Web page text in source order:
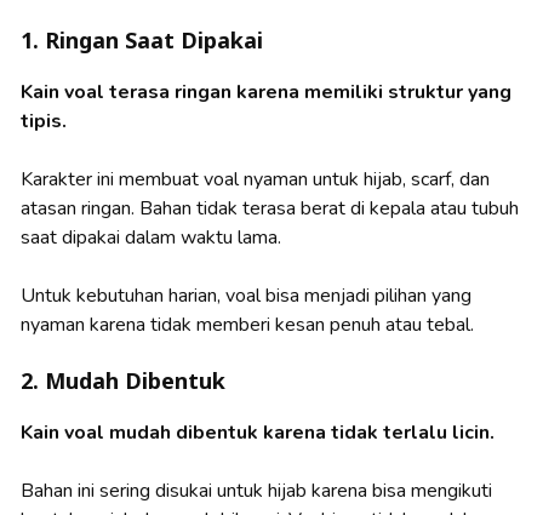
1. Ringan Saat Dipakai
Kain voal terasa ringan karena memiliki struktur yang
tipis.
Karakter ini membuat voal nyaman untuk hijab, scarf, dan
atasan ringan. Bahan tidak terasa berat di kepala atau tubuh
saat dipakai dalam waktu lama.
Untuk kebutuhan harian, voal bisa menjadi pilihan yang
nyaman karena tidak memberi kesan penuh atau tebal.
2. Mudah Dibentuk
Kain voal mudah dibentuk karena tidak terlalu licin.
Bahan ini sering disukai untuk hijab karena bisa mengikuti